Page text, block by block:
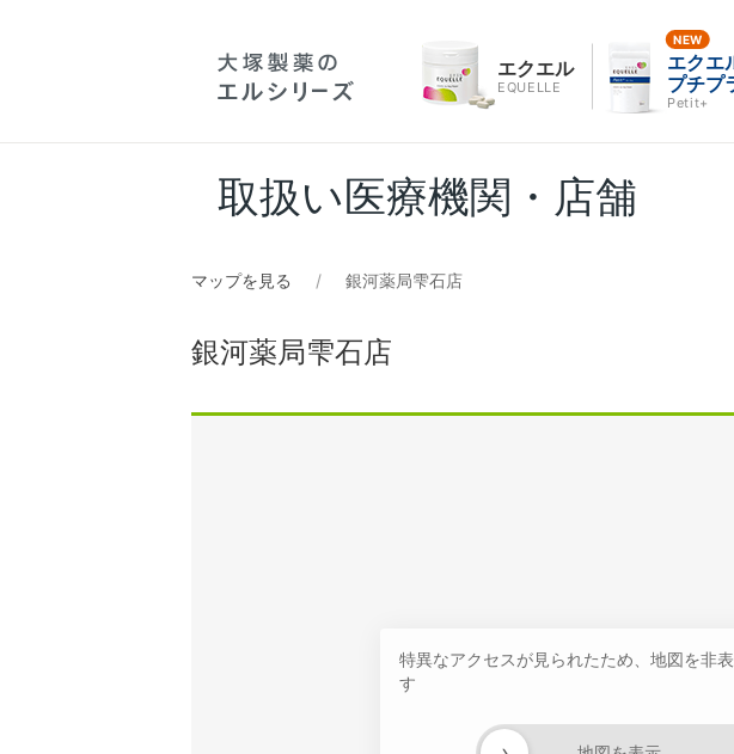
エクエル
EQUELLE
エクエ
プチプ
Petit+
取扱い医療機関・店舗
マップを見る 銀河薬局雫石店
銀河薬局雫石店
特異なアクセスが見られたため、地図を非
す